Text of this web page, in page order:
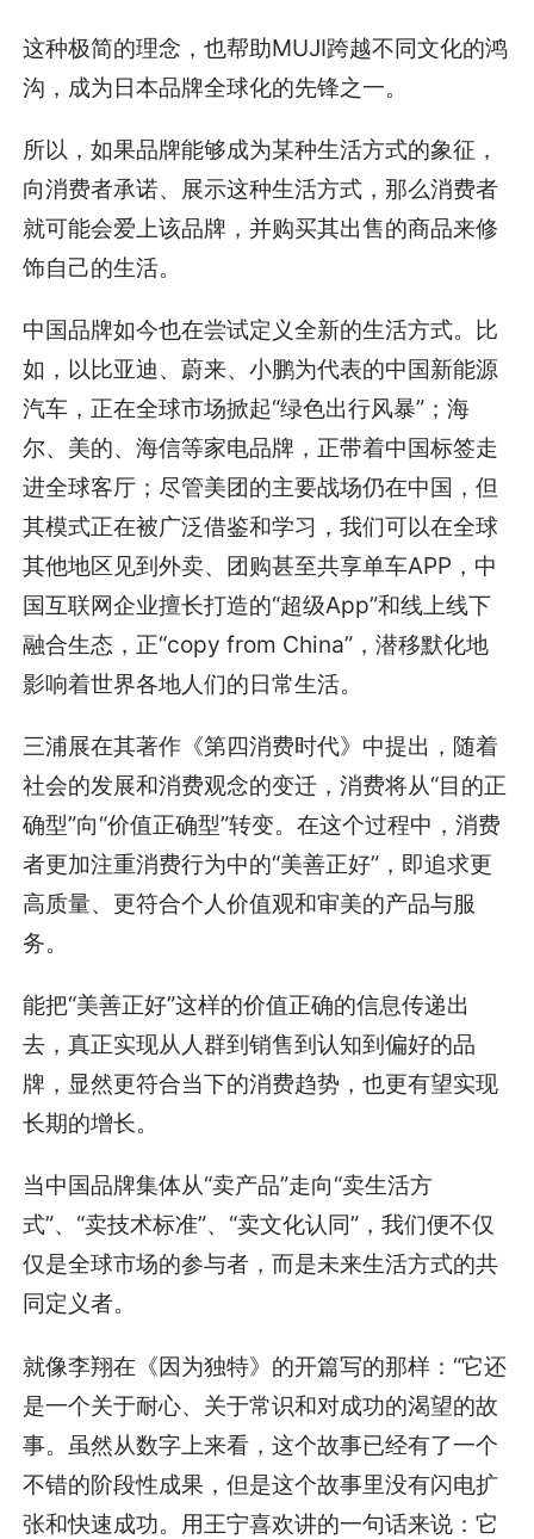
这种极简的理念，也帮助MUJI跨越不同文化的鸿
沟，成为日本品牌全球化的先锋之一。
所以，如果品牌能够成为某种生活方式的象征，
向消费者承诺、展示这种生活方式，那么消费者
就可能会爱上该品牌，并购买其出售的商品来修
饰自己的生活。
中国品牌如今也在尝试定义全新的生活方式。比
如，以比亚迪、蔚来、小鹏为代表的中国新能源
汽车，正在全球市场掀起“绿色出行风暴”；海
尔、美的、海信等家电品牌，正带着中国标签走
进全球客厅；尽管美团的主要战场仍在中国，但
其模式正在被广泛借鉴和学习，我们可以在全球
其他地区见到外卖、团购甚至共享单车APP，中
国互联网企业擅长打造的“超级App”和线上线下
融合生态，正“copy from China”，潜移默化地
影响着世界各地人们的日常生活。
三浦展在其著作《第四消费时代》中提出，随着
社会的发展和消费观念的变迁，消费将从“目的正
确型”向“价值正确型”转变。在这个过程中，消费
者更加注重消费行为中的“美善正好”，即追求更
高质量、更符合个人价值观和审美的产品与服
务。
能把“美善正好”这样的价值正确的信息传递出
去，真正实现从人群到销售到认知到偏好的品
牌，显然更符合当下的消费趋势，也更有望实现
长期的增长。
当中国品牌集体从“卖产品”走向“卖生活方
式”、“卖技术标准”、“卖文化认同”，我们便不仅
仅是全球市场的参与者，而是未来生活方式的共
同定义者。
就像李翔在《因为独特》的开篇写的那样：“它还
是一个关于耐心、关于常识和对成功的渴望的故
事。虽然从数字上来看，这个故事已经有了一个
不错的阶段性成果，但是这个故事里没有闪电扩
张和快速成功。用王宁喜欢讲的一句话来说：它